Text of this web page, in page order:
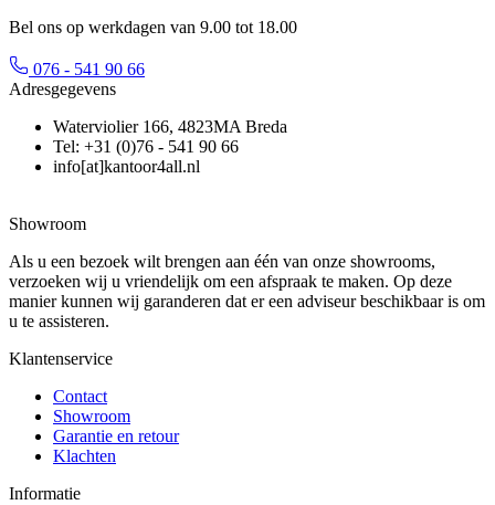
Bel ons op werkdagen van 9.00 tot 18.00
076 - 541 90 66
Adresgegevens
Waterviolier 166, 4823MA Breda
Tel: +31 (0)76 - 541 90 66
info[at]kantoor4all.nl
Showroom
Als u een bezoek wilt brengen aan één van onze showrooms,
verzoeken wij u vriendelijk om een afspraak te maken. Op deze
manier kunnen wij garanderen dat er een adviseur beschikbaar is om
u te assisteren.
Klantenservice
Contact
Showroom
Garantie en retour
Klachten
Informatie